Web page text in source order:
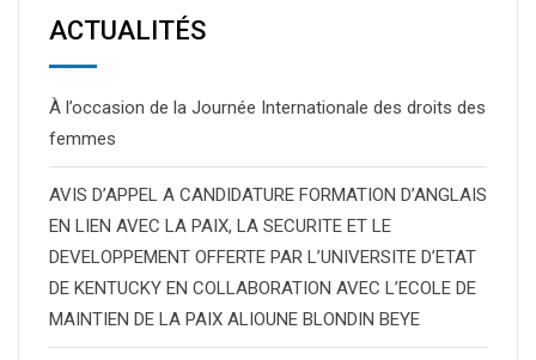
ACTUALITÉS
À l’occasion de la Journée Internationale des droits des
femmes
AVIS D’APPEL A CANDIDATURE FORMATION D’ANGLAIS
EN LIEN AVEC LA PAIX, LA SECURITE ET LE
DEVELOPPEMENT OFFERTE PAR L’UNIVERSITE D’ETAT
DE KENTUCKY EN COLLABORATION AVEC L’ECOLE DE
MAINTIEN DE LA PAIX ALIOUNE BLONDIN BEYE